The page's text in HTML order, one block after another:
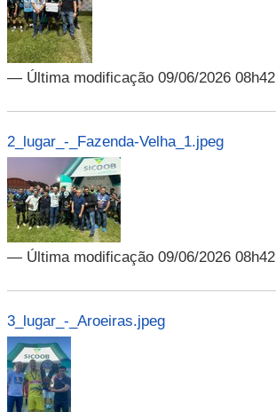
— Última modificação 09/06/2026 08h42
2_lugar_-_Fazenda-Velha_1.jpeg
— Última modificação 09/06/2026 08h42
3_lugar_-_Aroeiras.jpeg